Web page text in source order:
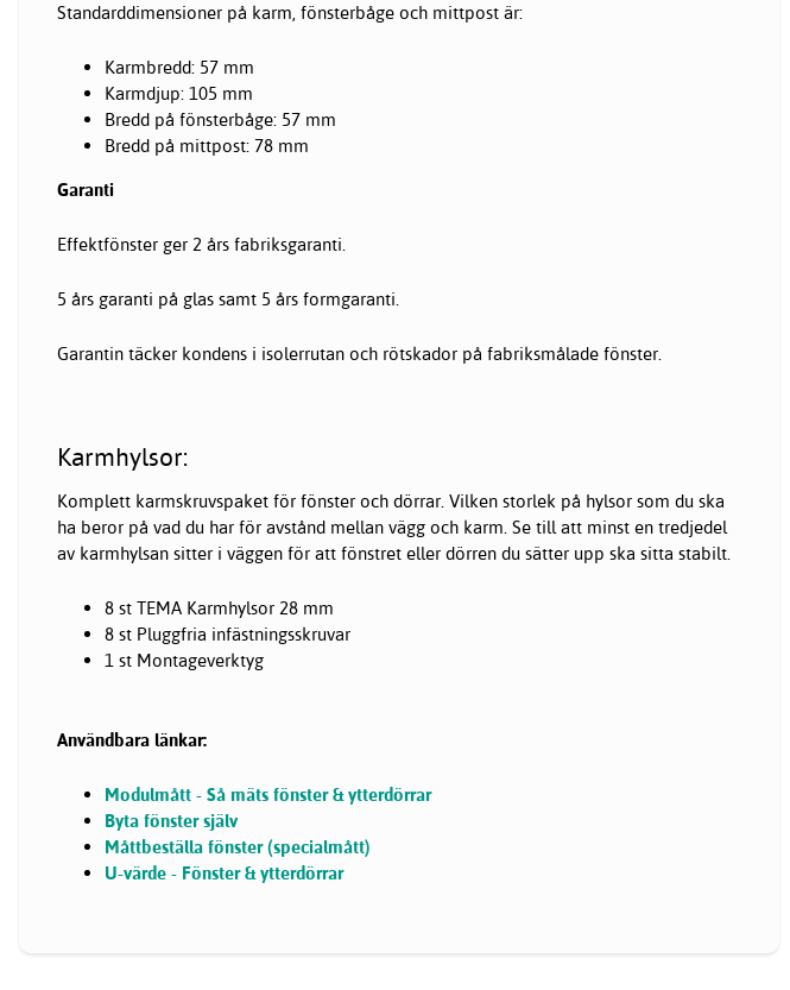
Standarddimensioner på karm, fönsterbåge och mittpost är:
Karmbredd: 57 mm
Karmdjup: 105 mm
Bredd på fönsterbåge: 57 mm
Bredd på mittpost: 78 mm
Garanti
Effektfönster ger 2 års fabriksgaranti.
5 års garanti på glas samt 5 års formgaranti.
Garantin täcker kondens i isolerrutan och rötskador på fabriksmålade fönster.
Karmhylsor:
Komplett karmskruvspaket för fönster och dörrar. Vilken storlek på hylsor som du ska
ha beror på vad du har för avstånd mellan vägg och karm. Se till att minst en tredjedel
av karmhylsan sitter i väggen för att fönstret eller dörren du sätter upp ska sitta stabilt.
8 st TEMA Karmhylsor 28 mm
8 st Pluggfria infästningsskruvar
1 st Montageverktyg
Användbara länkar:
Modulmått - Så mäts fönster & ytterdörrar
Byta fönster själv
Måttbeställa fönster (specialmått)
U-värde - Fönster & ytterdörrar